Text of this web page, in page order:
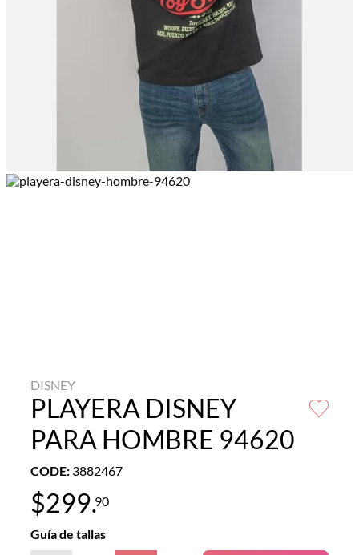
DISNEY
PLAYERA DISNEY
PARA HOMBRE 94620
CODE: 3882467
$299.90
Guía de tallas